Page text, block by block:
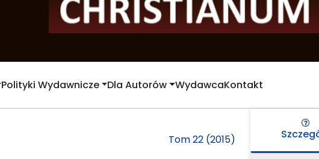
Polityki Wydawnicze Dla Autorów WydawcaKontakt
Tom 22 (2015)